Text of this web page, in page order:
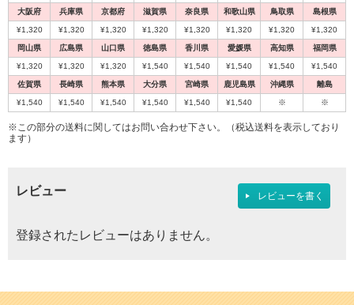
※この部分の送料に関してはお問い合わせ下さい。（税込送料を表示しており
ます）
大阪府 兵庫県 京都府 滋賀県 奈良県 和歌山県 鳥取県 島根県
¥1,320 ¥1,320 ¥1,320 ¥1,320 ¥1,320 ¥1,320 ¥1,320 ¥1,320
岡山県 広島県 山口県 徳島県 香川県 愛媛県 高知県 福岡県
¥1,320 ¥1,320 ¥1,320 ¥1,540 ¥1,540 ¥1,540 ¥1,540 ¥1,540
佐賀県 長崎県 熊本県 大分県 宮崎県 鹿児島県 沖縄県 離島
¥1,540 ¥1,540 ¥1,540 ¥1,540 ¥1,540 ¥1,540 ※ ※
レビュー レビューを書く
登録されたレビューはありません。